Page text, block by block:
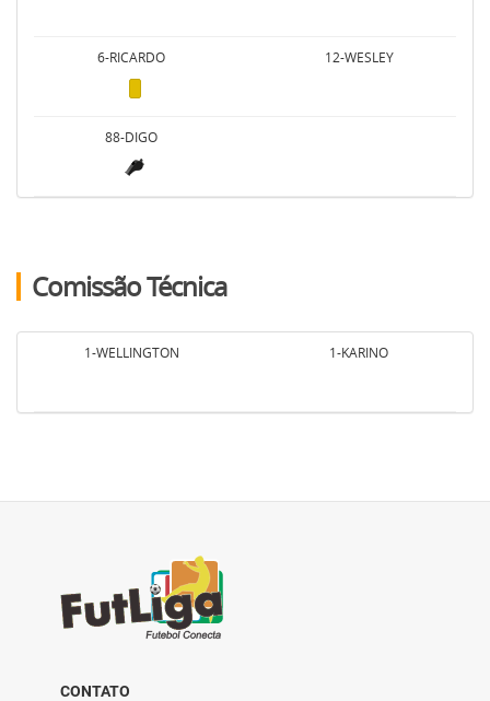
6-RICARDO 12-WESLEY
88-DIGO
Comissão Técnica
1-WELLINGTON 1-KARINO
CONTATO